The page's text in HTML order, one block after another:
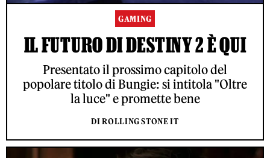
GAMING
IL FUTURO DI DESTINY 2 È QUI
Presentato il prossimo capitolo del
popolare titolo di Bungie: si intitola "Oltre
la luce" e promette bene
DI ROLLING STONE IT